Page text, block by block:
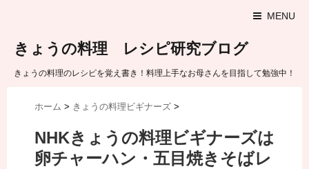
MENU
きょうの料理 レシピ研究ブログ
きょうの料理のレシピを覚え書き！料理上手なお母さんを目指して勉強中！
ホーム > きょうの料理ビギナーズ >
NHKきょうの料理ビギナーズは
卵チャーハン・五目焼きそばレ